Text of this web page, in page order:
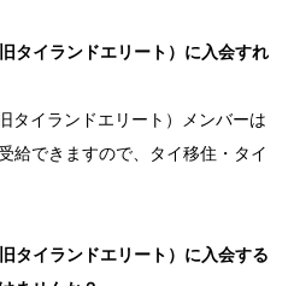
タイランドエリート）に入会すれ
タイランドエリート）メンバーは
給できますので、タイ移住・タイ
タイランドエリート）に入会する